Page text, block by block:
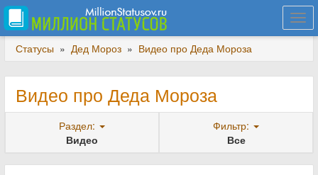
Статусы » Дед Мороз » Видео про Деда Мороза
Видео про Деда Мороза
Раздел:
Видео
Фильтр:
Все